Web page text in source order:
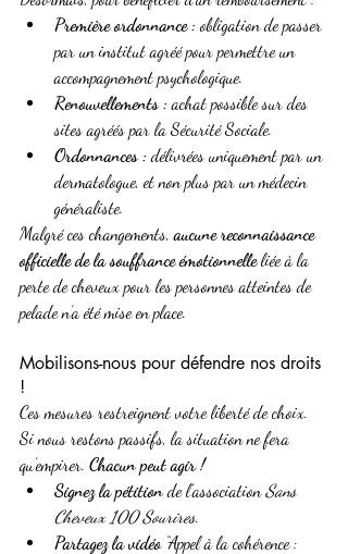
Première ordonnance : obligation de passer
par un institut agréé pour permettre un
accompagnement psychologique.
Renouvellements : achat possible sur des
sites agréés par la Sécurité Sociale.
Ordonnances : délivrées uniquement par un
dermatologue, et non plus par un médecin
généraliste.
Malgré ces changements, aucune reconnaissance
officielle de la souffrance émotionnelle liée à la
perte de cheveux pour les personnes atteintes de
pelade n’a été mise en place.
Mobilisons-nous pour défendre nos droits
!
Ces mesures restreignent votre liberté de choix.
Si nous restons passifs, la situation ne fera
qu’empirer. Chacun peut agir !
Signez la pétition de l’association Sans
Cheveux 100 Sourires.
Partagez la vidéo “Appel à la cohérence :